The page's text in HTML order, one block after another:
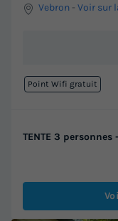
Vebron -Voir sur
Point Wifi gratuit
TENTE 3 personnes